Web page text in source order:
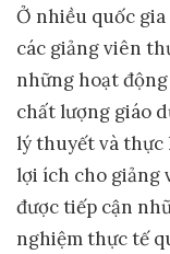
Ở nhiều quốc
các giảng viên
những hoạt
chất lượng giáo
lý thuyết và thực
lợi ích cho giảng
được tiếp cận
nghiệm thực tế